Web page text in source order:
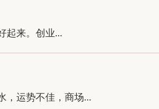
起来。创业...
，运势不佳，商场...